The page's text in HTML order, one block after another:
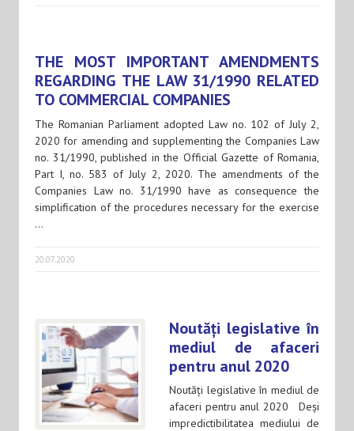
THE MOST IMPORTANT AMENDMENTS
REGARDING THE LAW 31/1990 RELATED
TO COMMERCIAL COMPANIES
The Romanian Parliament adopted Law no. 102 of July 2,
2020 for amending and supplementing the Companies Law
no. 31/1990, published in the Official Gazette of Romania,
Part I, no. 583 of July 2, 2020. The amendments of the
Companies Law no. 31/1990 have as consequence the
simplification of the procedures necessary for the exercise
…
20.07.2020
Noutăți legislative în
mediul de afaceri
pentru anul 2020
Noutăți legislative în mediul de
afaceri pentru anul 2020 Deși
impredictibilitatea mediului de